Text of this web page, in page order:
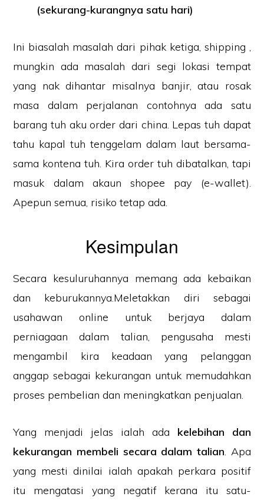
(sekurang-kurangnya satu hari)
Ini biasalah masalah dari pihak ketiga, shipping ,
mungkin ada masalah dari segi lokasi tempat
yang nak dihantar misalnya banjir, atau rosak
masa dalam perjalanan contohnya ada satu
barang tuh aku order dari china. Lepas tuh dapat
tahu kapal tuh tenggelam dalam laut bersama-
sama kontena tuh. Kira order tuh dibatalkan, tapi
masuk dalam akaun shopee pay (e-wallet).
Apepun semua, risiko tetap ada.
Kesimpulan
Secara kesuluruhannya memang ada kebaikan
dan keburukannya.Meletakkan diri sebagai
usahawan online untuk berjaya dalam
perniagaan dalam talian, pengusaha mesti
mengambil kira keadaan yang pelanggan
anggap sebagai kekurangan untuk memudahkan
proses pembelian dan meningkatkan penjualan.
Yang menjadi jelas ialah ada kelebihan dan
kekurangan membeli secara dalam talian. Apa
yang mesti dinilai ialah apakah perkara positif
itu mengatasi yang negatif kerana itu satu-